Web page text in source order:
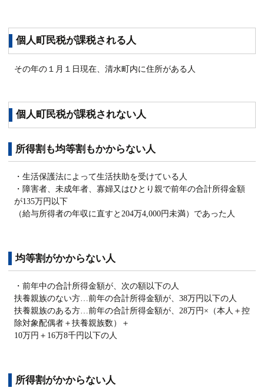
個人町民税が課税される人
その年の１月１日現在、清水町内に住所がある人
個人町民税が課税されない人
所得割も均等割もかからない人
・生活保護法によって生活扶助を受けている人
・障害者、未成年者、寡婦又はひとり親で前年の合計所得金額
が135万円以下
（給与所得者の年収に直すと204万4,000円未満）であった人
均等割がかからない人
・前年中の合計所得金額が、次の額以下の人
扶養親族のない方…前年の合計所得金額が、38万円以下の人
扶養親族のある方…前年の合計所得金額が、28万円×（本人＋控
除対象配偶者＋扶養親族数）＋
10万円＋16万8千円以下の人
所得割がかからない人